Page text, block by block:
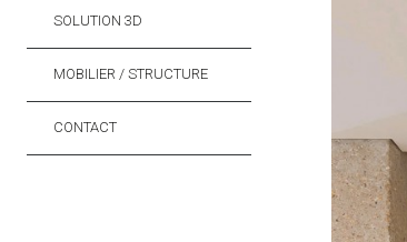
SOLUTION 3D
MOBILIER / STRUCTURE
CONTACT